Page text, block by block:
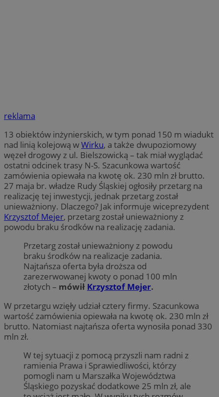
reklama
13 obiektów inżynierskich, w tym ponad 150 m wiadukt
nad linią kolejową wWirku, a także dwupoziomowy
węzeł drogowy z ul. Bielszowicką – tak miał wyglądać
ostatni odcinek trasy N-S. Szacunkowa wartość
zamówienia opiewała na kwotę ok. 230 mln zł brutto.
27 maja br. władze Rudy Śląskiej ogłosiły przetarg na
realizację tej inwestycji, jednak przetarg został
unieważniony. Dlaczego? Jak informuje wiceprezydent
Krzysztof Mejer, przetarg został unieważniony z
powodu braku środków na realizację zadania.
Przetarg został unieważniony z powodu
braku środków na realizacje zadania.
Najtańsza oferta była droższa od
zarezerwowanej kwoty o ponad 100 mln
złotych – mówił Krzysztof Mejer.
W przetargu wzięły udział cztery firmy. Szacunkowa
wartość zamówienia opiewała na kwotę ok. 230 mln zł
brutto. Natomiast najtańsza oferta wynosiła ponad 330
mln zł.
W tej sytuacji z pomocą przyszli nam radni z
ramienia Prawa i Sprawiedliwości, którzy
pomogli nam u Marszałka Województwa
Śląskiego pozyskać dodatkowe 25 mln zł, ale